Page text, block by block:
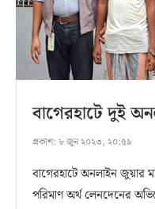
বাগেরহাটে দুই
প্রকাশ: ৮ জুন ২০২৩, ২০:৫৯
বাগেরহাটে অনলাইন জুয়ার
পরিমাণ অর্থ লেনদেনের